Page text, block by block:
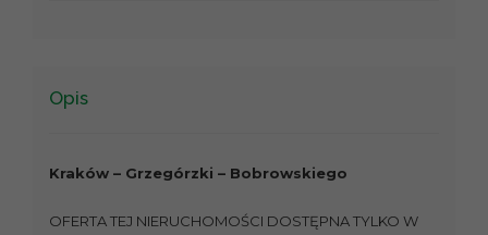
Opis
Kraków – Grzegórzki – Bobrowskiego
OFERTA TEJ NIERUCHOMOŚCI DOSTĘPNA TYLKO W